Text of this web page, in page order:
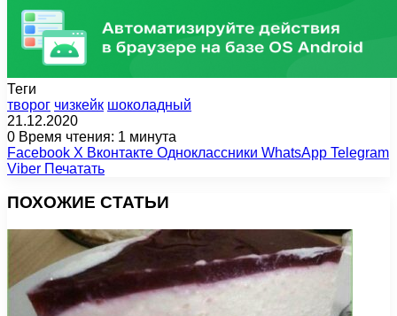
Теги
творог чизкейк шоколадный
21.12.2020
0 Время чтения: 1 минута
Facebook X Вконтакте Одноклассники WhatsApp Telegram
Viber Печатать
ПОХОЖИЕ СТАТЬИ